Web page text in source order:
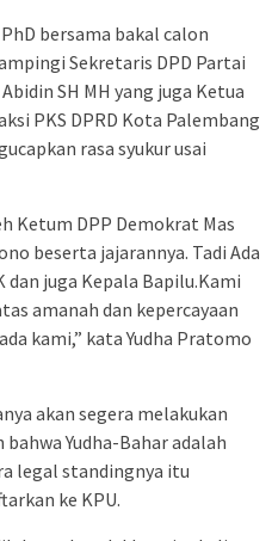
bersama bakal calon
Sekretaris DPD Partai
SH MH yang juga Ketua
PKS DPRD Kota Palembang
rasa syukur usai
Ketum DPP Demokrat Mas
beserta jajarannya. Tadi Ada
dan juga Kepala Bapilu.Kami
amanah dan kepercayaan
kami,” kata Yudha Pratomo
akan segera melakukan
Yudha-Bahar adalah
legal standingnya itu
ke KPU.